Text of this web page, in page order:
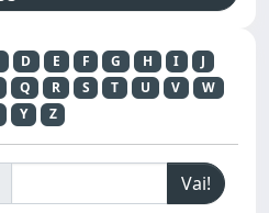
D E F G H I
J
Q R S T U V
W
Y Z